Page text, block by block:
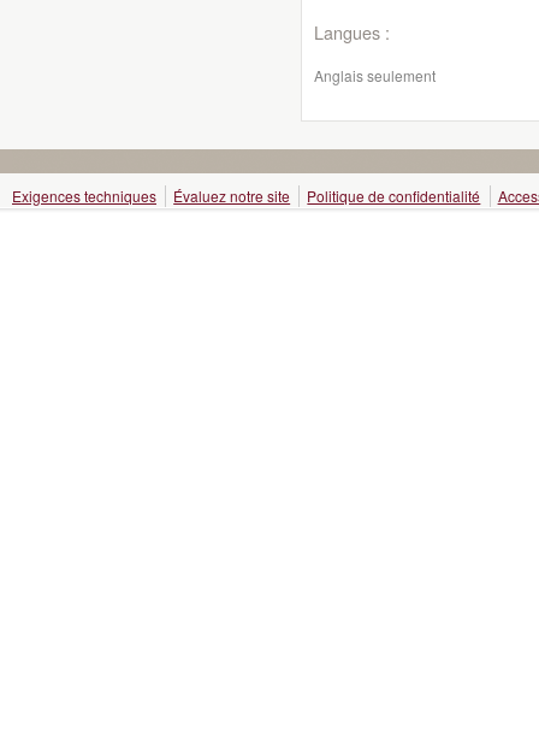
Langues :
Anglais seulement
Exigences techniques Évaluez notre site Politique de confidentialité